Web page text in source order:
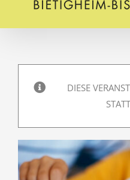
DIESE